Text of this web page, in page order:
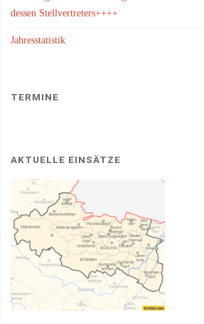
dessen Stellvertreters++++
Jahresstatistik
TERMINE
AKTUELLE EINSÄTZE